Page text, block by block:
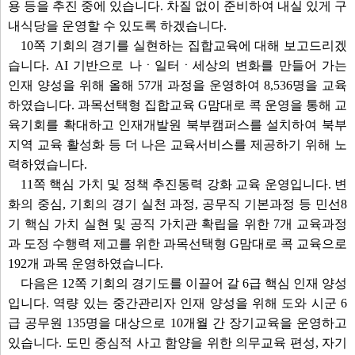
용 등을 추진 중에 있습니다. 차질 없이 준비하여 내실 있게 구
내식당을 운영할 수 있도록 하겠습니다.
10쪽 기회의 경기를 실현하는 집합교육에 대해 보고드리겠
습니다. AI 기반으로 나ㆍ일터ㆍ세상의 변화를 만들어 가는
인재 양성을 위해 올해 57개 과정을 운영하여 8,536명을 교육
하였습니다. 과목선택형 집합교육 G맘대로 콕 운영을 통해 교
육기회를 확대하고 인재개발원 북부캠퍼스를 설치하여 북부
지역 교육 활성화 등 더 나은 교육서비스를 제공하기 위해 노
력하였습니다.
11쪽 핵심 가치 및 정책 추진동력 강화 교육 운영입니다. 변
화의 중심, 기회의 경기 실천 과정, 공무직 기본과정 등 민선8
기 핵심 가치 실현 및 공직 가치관 확립을 위한 7개 교육과정
과 도정 수행력 제고를 위한 과목선택형 G맘대로 콕 교육으로
192개 과목 운영하였습니다.
다음은 12쪽 기회의 경기도를 이끌어 갈 6급 핵심 인재 양성
입니다. 역량 있는 중간관리자 인재 양성을 위해 도와 시군 6
급 공무원 135명을 대상으로 10개월 간 장기교육을 운영하고
있습니다. 도민 중심적 사고 함양을 위한 의무교육 편성, 자기